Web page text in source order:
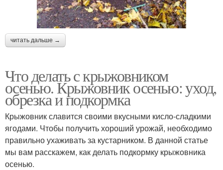
читать дальше →
Что делать с крыжовником
осенью. Крыжовник осенью: уход,
обрезка и подкормка
Крыжовник славится своими вкусными кисло-сладкими
ягодами. Чтобы получить хороший урожай, необходимо
правильно ухаживать за кустарником. В данной статье
мы вам расскажем, как делать подкормку крыжовника
осенью.